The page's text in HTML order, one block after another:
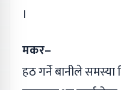
।
मकर–
हठ गर्ने बानीले